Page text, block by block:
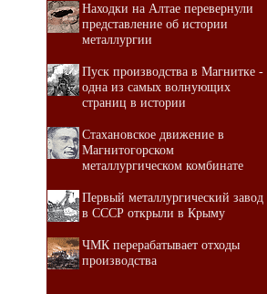
Находки на Алтае перевернули
представление об истории
металлургии
Пуск производства в Магнитке -
одна из самых волнующих
страниц в истории
Стахановское движение в
Магнитогорском
металлургическом комбинате
Первый металлургический завод
в СССР открыли в Крыму
ЧМК перерабатывает отходы
производства